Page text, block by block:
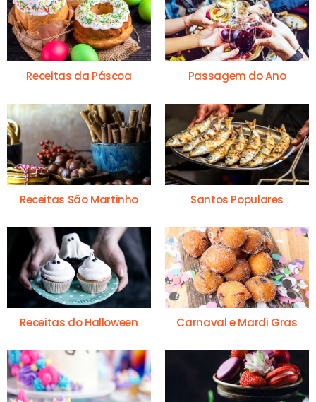
Receitas da Páscoa Passagem do Ano
Receitas São Martinho Santos Populares
Receitas do Halloween Carnaval e Mardi Gras